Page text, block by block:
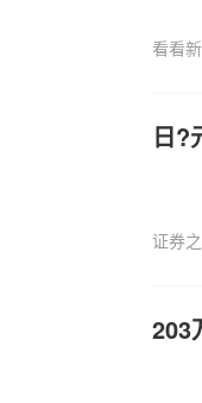
看看
日?
证券
203